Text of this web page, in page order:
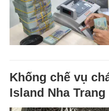
Khống chế vụ
Island Nha Trang